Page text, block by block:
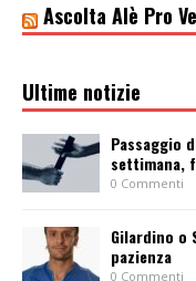
Ascolta Alè Pro
Ultime notizie
Passaggio
settimana,
0 Commenti
Gilardino o
pazienza
0 Commenti